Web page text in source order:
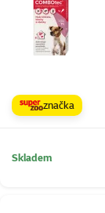
značka
Skladem